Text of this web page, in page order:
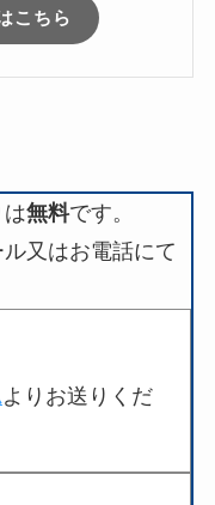
こちら
無料です。
又はお電話にて
よりお送りくだ